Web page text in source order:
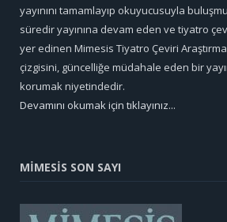
yayınını tamamlayıp okuyucusuyla
süredir yayınına devam eden ve tiyatro
yer edinen Mimesis Tiyatro Çeviri
çizgisini, güncelliğe müdahale eden bir
korumak niyetindedir.
Devamını okumak için tıklayınız...
MİMESİS SON SAYI